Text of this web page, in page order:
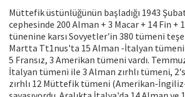
Müttefik üstünlüğünün başladığı 1943
cephesinde 200 Alman + 3 Macar + 14 Fin +
tünenine karsı Sovyetler'in 380 tümeni
Martta Tt1nus'ta 15 Alman -İtalyan
5 Fransız, 3 Amerikan tümeni vardı.
İtalyan tümeni ile 3 Alman zırhlı tümeni,
zırhlı 12 Müttefik tümeni (Amerikan-